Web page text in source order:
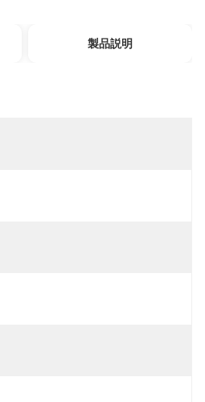
製品説明